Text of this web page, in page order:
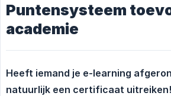
Puntensysteem
academie
Heeft iemand je e-learning
natuurlijk een certificaat